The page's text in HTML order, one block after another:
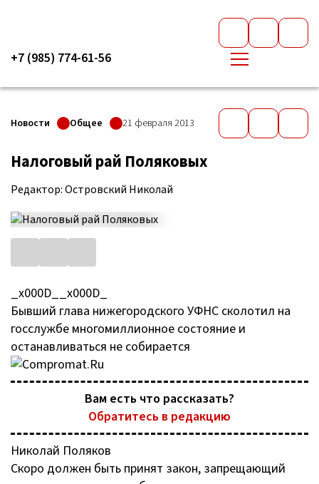
+7 (985) 774-61-56
Новости Общее 21 февраля 2013
Налоговый рай Поляковых
Редактор: Островский Николай
_x000D__x000D_
Бывший глава нижегородского УФНС сколотил на
госслужбе многомиллионное состояние и
останавливаться не собирается
Николай Поляков
Скоро должен быть принят закон, запрещающий
Вам есть что рассказать?
Обратитесь в редакцию